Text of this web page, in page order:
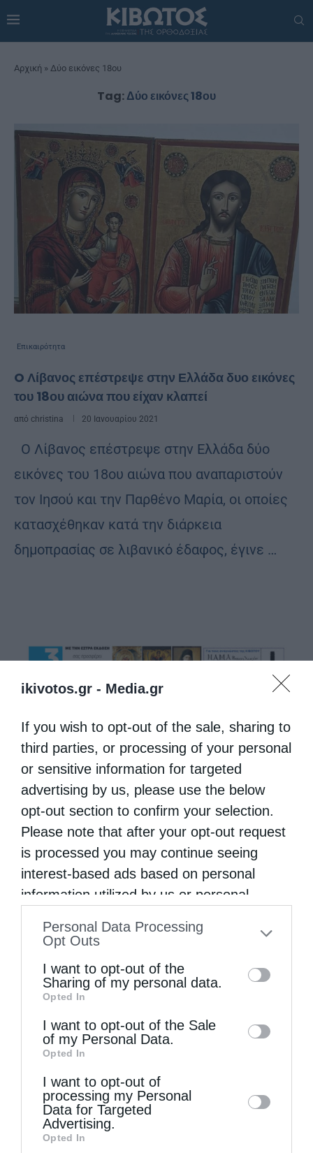
ikivotos.gr - Media.gr
If you wish to opt-out of the sale, sharing to
third parties, or processing of your personal
or sensitive information for targeted
advertising by us, please use the below
opt-out section to confirm your selection.
Please note that after your opt-out request
is processed you may continue seeing
interest-based ads based on personal
information utilized by us or personal
to your opt-out. You may separately opt-out
information by third parties on the IAB’s list
of downstream participants. This
information may also be disclosed by us to
third parties on theIAB’s List of
Downstream Participants
disclose it to other third parties.
Personal Data Processing
Opt Outs
I want to opt-out of the
Sharing of my personal data.
Opted In
I want to opt-out of the Sale
of my Personal Data.
Opted In
I want to opt-out of
processing my Personal
Data for Targeted
Advertising.
Opted In
Αρχική » Δύο εικόνες 18ου
Tag:Δύο εικόνες 18ου
Επικαιρότητα
O Λίβανος επέστρεψε στην Ελλάδα δυο εικόνες
του 18ου αιώνα που είχαν κλαπεί
από christina 20 Ιανουαρίου 2021
Ο Λίβανος επέστρεψε στην Ελλάδα δύο
εικόνες του 18ου αιώνα που αναπαριστούν
τον Ιησού και την Παρθένο Μαρία, οι οποίες
κατασχέθηκαν κατά την διάρκεια
δημοπρασίας σε λιβανικό έδαφος, έγινε …
Τελευταία άρθρα
Σταυρό με δωρεά επιχειρησιακού εξοπλισμού για
την αντιμετώπιση των καταστροφικών
πυρκαγιών